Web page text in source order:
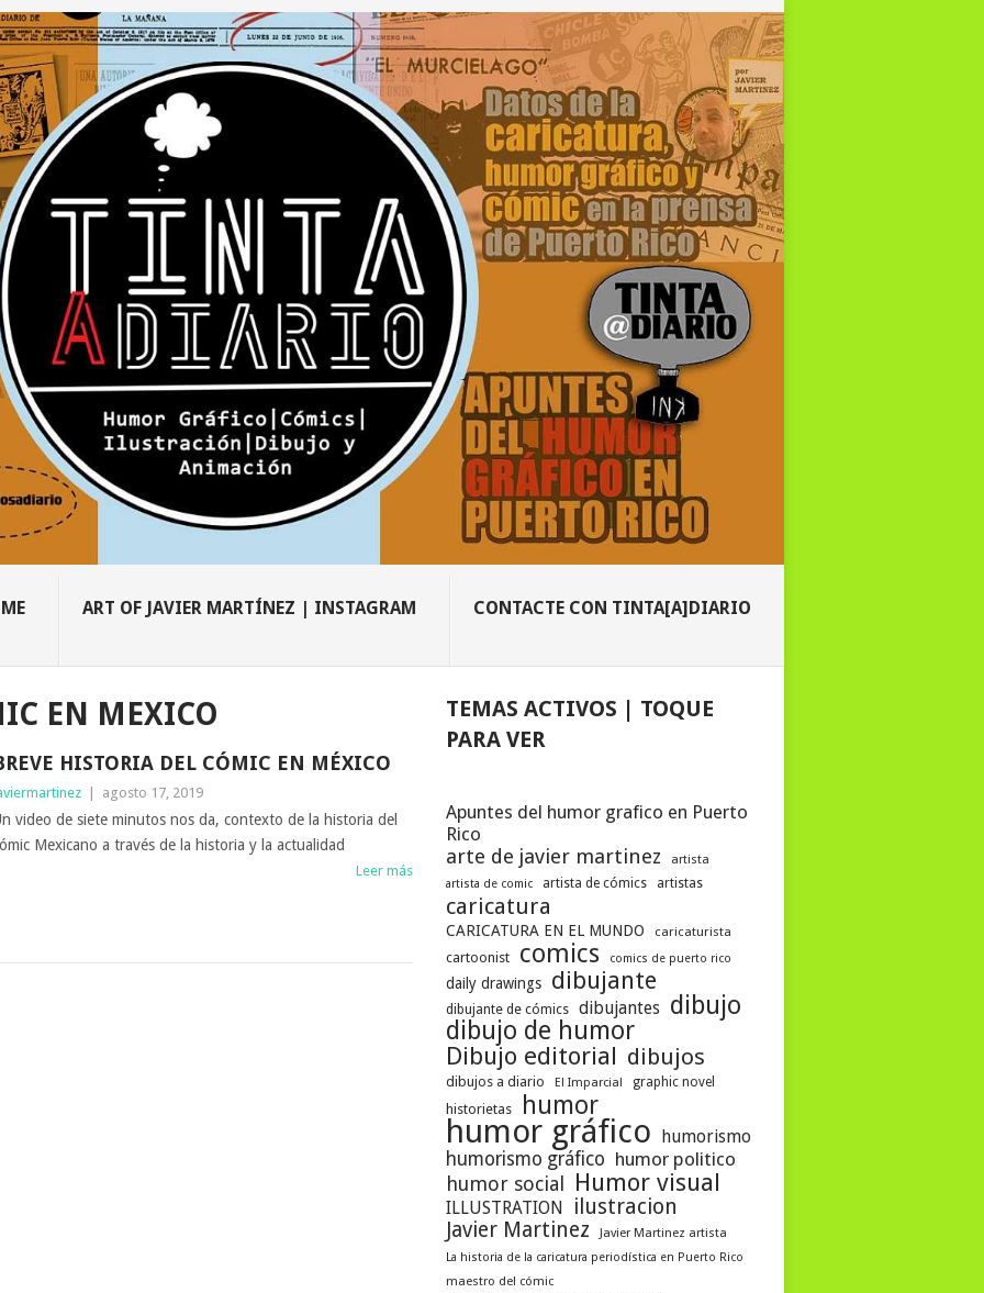
ART OF JAVIER MARTÍNEZ | INSTAGRAM CONTACTE CON TINTA[A]DIARIO
EN MEXICO
HISTORIA DEL CÓMIC EN MÉXICO
| agosto 17, 2019
video de siete minutos nos da, contexto de la historia del
Mexicano a través de la historia y la actualidad
Leer más
TEMAS ACTIVOS | TOQUE
PARA VER
Apuntes del humor grafico en Puerto
Rico
arte de javier martinez
artista
artista de comic
artista de cómics artistas
caricatura
CARICATURA EN EL MUNDO caricaturista
cartoonist comics comics de puerto rico
daily drawings dibujante
dibujante de cómics dibujantes dibujo
dibujo de humor
Dibujo editorial dibujos
dibujos a diario El Imparcial graphic novel
historietas humor
humor gráfico humorismo
humorismo gráfico humor politico
humor social Humor visual
ILLUSTRATION
ilustracion
Javier Martinez
Javier Martinez artista
La historia de la caricatura periodística en Puerto Rico
maestro del cómic